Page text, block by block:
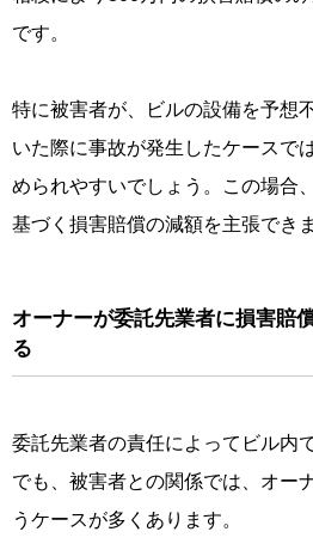
です。
特に被害者が、ビルの設備を予想
いた際に事故が発生したケースで
められやすいでしょう。この場合
基づく損害賠償の減額を主張できま
オーナーが委託先業者に損害賠
る
委託先業者の責任によってビル内
でも、被害者との関係では、オー
うケースが多くあります。